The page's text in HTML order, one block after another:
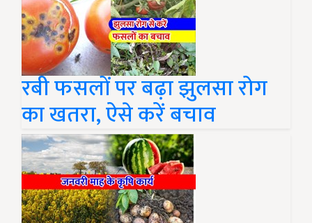
रबी फसलों पर बढ़ा झुलसा रोग
का खतरा, ऐसे करें बचाव